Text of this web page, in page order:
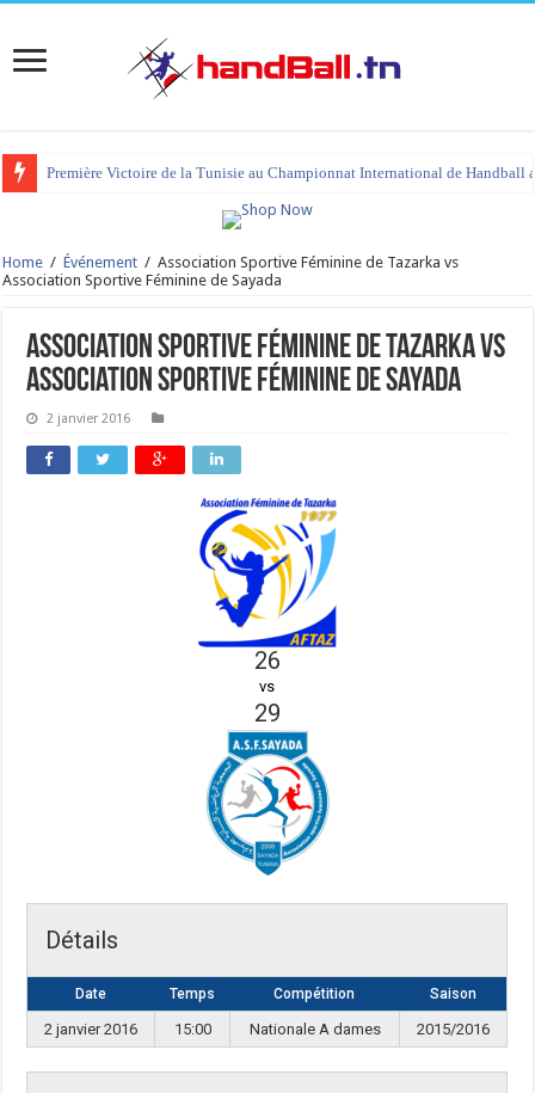
Première Victoire de la Tunisie au Championnat International de Handball
Home / Événement / Association Sportive Féminine de Tazarka vs
Association Sportive Féminine de Sayada
Association Sportive Féminine de Tazarka vs
Association Sportive Féminine de Sayada
2 janvier 2016
26
vs
29
Détails
Date Temps Compétition Saison
2 janvier 2016 15:00 Nationale A dames 2015/2016